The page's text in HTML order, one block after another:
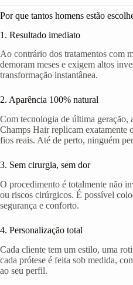
Por que tantos homens estão
1. Resultado imediato
Ao contrário dos tratamentos com
demoram meses e exigem altos
transformação instantânea.
2. Aparência 100% natural
Com tecnologia de última geração,
Champs Hair replicam exatamente
fios reais. Até de perto, ninguém
3. Sem cirurgia, sem dor
O procedimento é totalmente não
ou riscos cirúrgicos. É possível
segurança e conforto.
4. Personalização total
Cada cliente tem um estilo, uma
cada prótese é feita sob medida,
ao seu perfil.